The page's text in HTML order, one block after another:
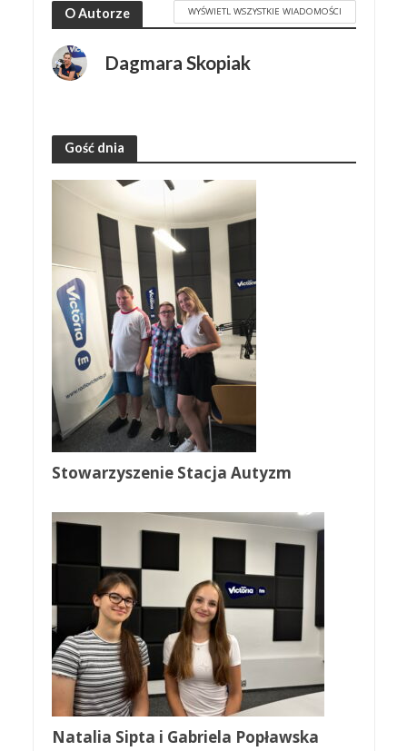
O Autorze WYŚWIETL WSZYSTKIE WIADOMOŚCI
Dagmara Skopiak
Gość dnia
Stowarzyszenie Stacja Autyzm
Natalia Sipta i Gabriela Popławska